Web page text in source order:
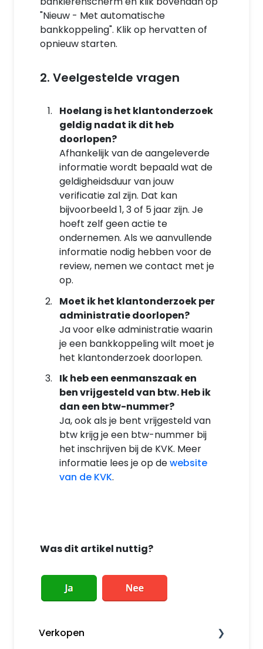
"Nieuw - Met automatische
bankkoppeling". Klik op hervatten of
opnieuw starten.
2. Veelgestelde vragen
Hoelang is het klantonderzoek
geldig nadat ik dit heb
doorlopen?
Afhankelijk van de aangeleverde
informatie wordt bepaald wat de
geldigheidsduur van jouw
verificatie zal zijn. Dat kan
bijvoorbeeld 1, 3 of 5 jaar zijn. Je
hoeft zelf geen actie te
ondernemen. Als we aanvullende
informatie nodig hebben voor de
review, nemen we contact met je
op.
Moet ik het klantonderzoek per
administratie doorlopen?
Ja voor elke administratie waarin
je een bankkoppeling wilt moet je
het klantonderzoek doorlopen.
Ik heb een eenmanszaak en
ben vrijgesteld van btw. Heb ik
dan een btw-nummer?
Ja, ook als je bent vrijgesteld van
btw krijg je een btw-nummer bij
het inschrijven bij de KVK. Meer
informatie lees je op dewebsite
van de KVK.
Was dit artikel nuttig?
Verkopen